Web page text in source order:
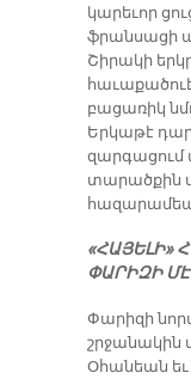
կարեւոր
ֆրանսացի
Շիրակի
բացառիկ
Երկաթէ
զարգացում
տարածքին
«ՀԱՅԵԼԻ»
ՓԱՐԻԶԻ
Փարիզի
շրջանակին
Օհանեան